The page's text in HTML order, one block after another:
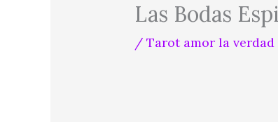
Las Bodas
/Tarot amor la verdad